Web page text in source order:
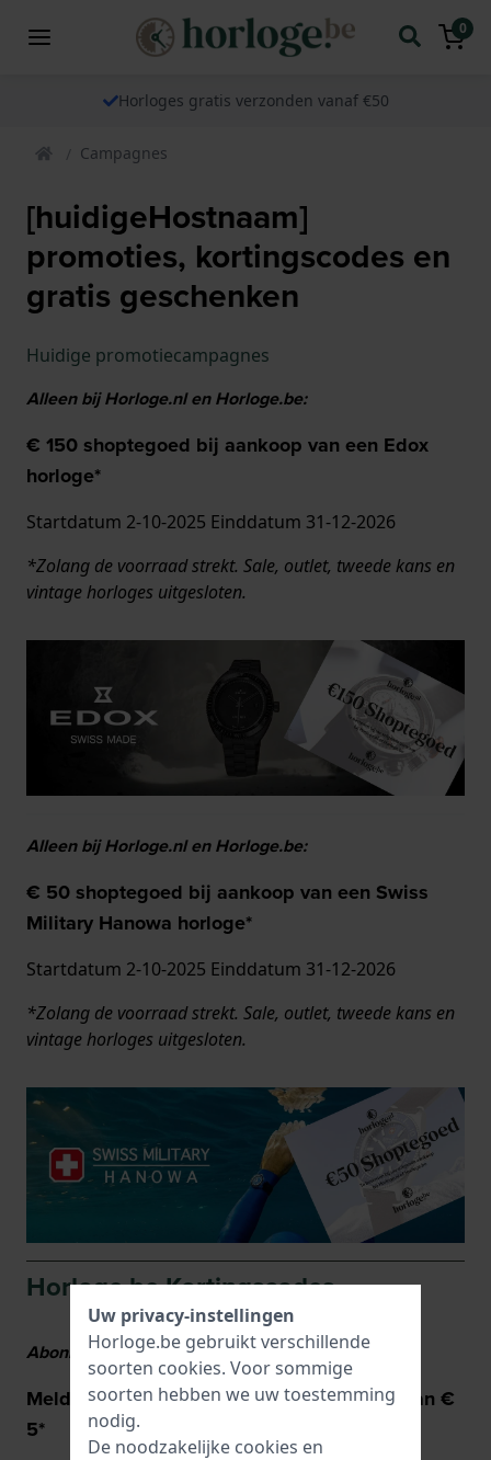
0
Horloges gratis verzonden vanaf €50
Campagnes
[huidigeHostnaam]
promoties, kortingscodes en
gratis geschenken
Huidige promotiecampagnes
Alleen bij Horloge.nl en Horloge.be:
€ 150 shoptegoed bij aankoop van een Edox
horloge*
Startdatum 2-10-2025 Einddatum 31-12-2026
*Zolang de voorraad strekt. Sale, outlet, tweede kans en
vintage horloges uitgesloten.
Alleen bij Horloge.nl en Horloge.be:
€ 50 shoptegoed bij aankoop van een Swiss
Military Hanowa horloge*
Startdatum 2-10-2025 Einddatum 31-12-2026
*Zolang de voorraad strekt. Sale, outlet, tweede kans en
vintage horloges uitgesloten.
Horloge.be Kortingscodes
Abonneer je op de Horloge.be-nieuwsbrief
Meld je aan en ontvang een kortingscode van €
5*
Uw privacy-instellingen
Horloge.be gebruikt verschillende
soorten cookies. Voor sommige
soorten hebben we uw toestemming
nodig.
De noodzakelijke cookies en